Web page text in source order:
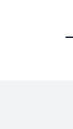
en
protección,